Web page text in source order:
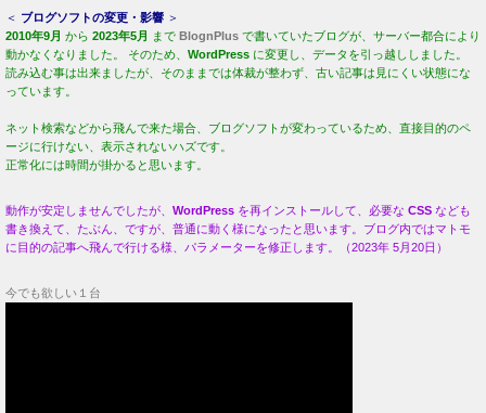
＜ ブログソフトの変更・影響 ＞
2010年9月 から 2023年5月 まで BlognPlus で書いていたブログが、サーバー都合により
動かなくなりました。 そのため、 WordPress に変更し、データを引っ越ししました。
読み込む事は出来ましたが、そのままでは体裁が整わず、古い記事は見にくい状態にな
っています。
ネット検索などから飛んで来た場合、ブログソフトが変わっているため、直接目的のペ
ージに行けない、表示されないハズです。
正常化には時間が掛かると思います。
動作が安定しませんでしたが、 WordPress を再インストールして、必要な CSS なども
書き換えて、たぶん、ですが、普通に動く様になったと思います。ブログ内ではマトモ
に目的の記事へ飛んで行ける様、パラメーターを修正します。（2023年 5月20日）
今でも欲しい１台